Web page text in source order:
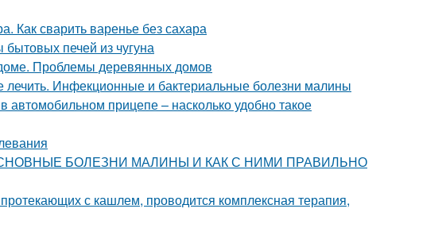
Как сварить варенье без сахара
печей из чугуна
Проблемы деревянных домов
Инфекционные и бактериальные болезни малины
автомобильном прицепе – насколько удобно такое
ОСНОВНЫЕ БОЛЕЗНИ МАЛИНЫ И КАК С НИМИ ПРАВИЛЬНО
с кашлем, проводится комплексная терапия,